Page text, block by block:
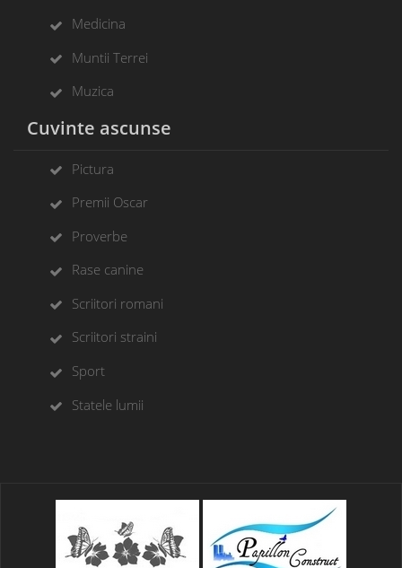
Medicina
Muntii Terrei
Muzica
Cuvinte ascunse
Pictura
Premii Oscar
Proverbe
Rase canine
Scriitori romani
Scriitori straini
Sport
Statele lumii